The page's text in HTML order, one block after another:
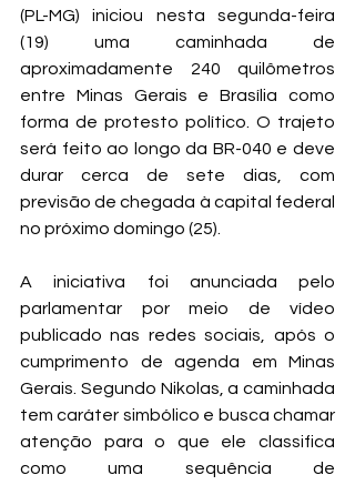
(PL-MG) iniciou nesta segunda-feira
(19) uma caminhada de
aproximadamente 240 quilômetros
entre Minas Gerais e Brasília como
forma de protesto político. O trajeto
será feito ao longo da BR-040 e deve
durar cerca de sete dias, com
previsão de chegada à capital federal
no próximo domingo (25).
A iniciativa foi anunciada pelo
parlamentar por meio de vídeo
publicado nas redes sociais, após o
cumprimento de agenda em Minas
Gerais. Segundo Nikolas, a caminhada
tem caráter simbólico e busca chamar
atenção para o que ele classifica
como uma sequência de